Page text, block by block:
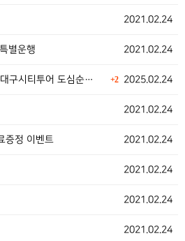
2021.02.24
2021.02.24
별운행
+22025.02.24
구시티투어 도심순…
2021.02.24
2021.02.24
증정 이벤트
2021.02.24
2021.02.24
2021.02.24